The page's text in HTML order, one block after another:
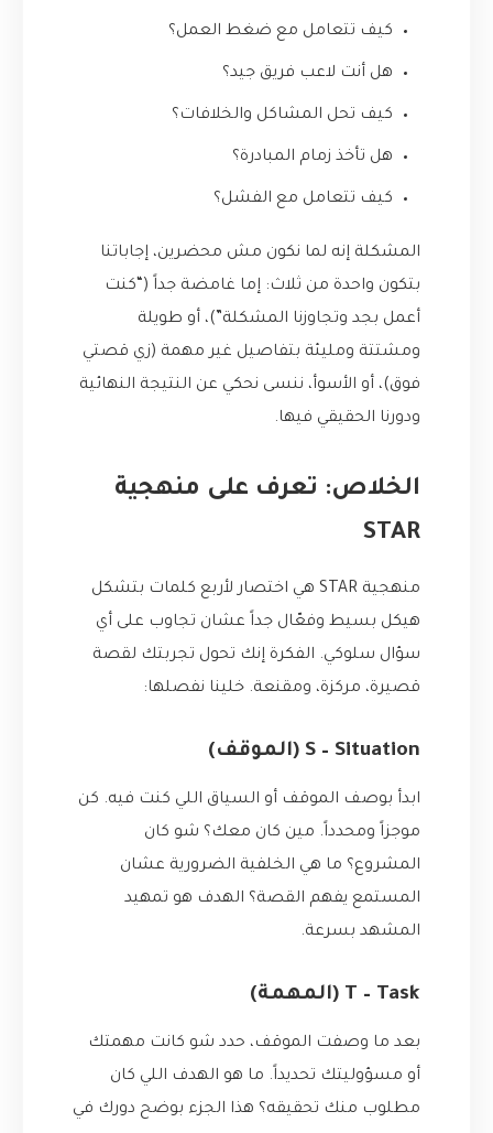
كيف تتعامل مع ضغط العمل؟
هل أنت لاعب فريق جيد؟
كيف تحل المشاكل والخلافات؟
هل تأخذ زمام المبادرة؟
كيف تتعامل مع الفشل؟
المشكلة إنه لما نكون مش محضرين، إجاباتنا
بتكون واحدة من ثلاث: إما غامضة جداً (“كنت
أعمل بجد وتجاوزنا المشكلة”)، أو طويلة
ومشتتة ومليئة بتفاصيل غير مهمة (زي قصتي
فوق)، أو الأسوأ، ننسى نحكي عن النتيجة النهائية
ودورنا الحقيقي فيها.
الخلاص: تعرف على منهجية
STAR
منهجية STAR هي اختصار لأربع كلمات بتشكل
هيكل بسيط وفعّال جداً عشان تجاوب على أي
سؤال سلوكي. الفكرة إنك تحول تجربتك لقصة
قصيرة، مركزة، ومقنعة. خلينا نفصلها:
S – Situation (الموقف)
ابدأ بوصف الموقف أو السياق اللي كنت فيه. كن
موجزاً ومحدداً. مين كان معك؟ شو كان
المشروع؟ ما هي الخلفية الضرورية عشان
المستمع يفهم القصة؟ الهدف هو تمهيد
المشهد بسرعة.
T – Task (المهمة)
بعد ما وصفت الموقف، حدد شو كانت مهمتك
أو مسؤوليتك تحديداً. ما هو الهدف اللي كان
مطلوب منك تحقيقه؟ هذا الجزء بوضح دورك في